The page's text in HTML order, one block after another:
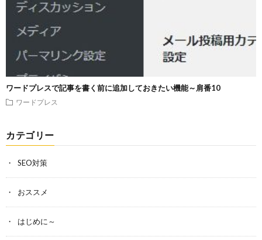
ワードプレスで記事を書く前に追加しておきたい機能～肩番10
ワードプレス
カテゴリー
SEO対策
おススメ
はじめに～